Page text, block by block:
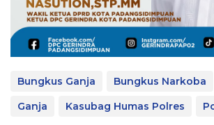
Bungkus Ganja Bungkus Narkoba
Ganja
Kasubag Humas Polres